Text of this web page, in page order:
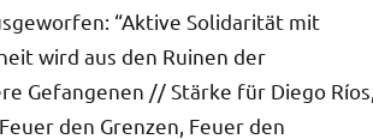
“Aktive Solidarität mit
wird aus den Ruinen der
Gefangenen // Stärke für Diego Ríos,
den Grenzen, Feuer den